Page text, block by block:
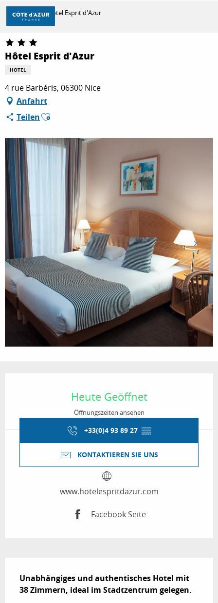
Aller
contenu
principal
ENTDECKEN
ZU TUN
AUFENTHALT
Startseite Hôtel Esprit d'Azur
Hôtel Esprit d'Azur
HOTEL
4 rue Barbéris, 06300 Nice
Anfahrt
TeilenAjouter aux favoris
Heute Geöffnet
Öffnungszeiten ansehen
+33(0)4 93 89 27 ▒▒
KONTAKTIEREN SIE UNS
www.hotelespritdazur.com
Facebook Seite
Unabhängiges und authentisches Hotel mit
38 Zimmern, ideal im Stadtzentrum gelegen.